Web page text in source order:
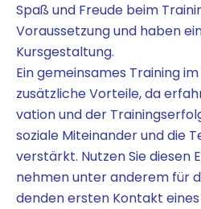
Spaß und Freu­de beim
Vor­aus­set­zung und haben
Kursgestaltung.
Ein gemein­sa­mes Trai­ning
zusätz­li­che Vor­tei­le, da
va­ti­on und der
sozia­le Mit­ein­an­der und die
ver­stärkt. Nut­zen Sie die­sen
neh­men unter ande­rem für
den­den ersten Kon­takt